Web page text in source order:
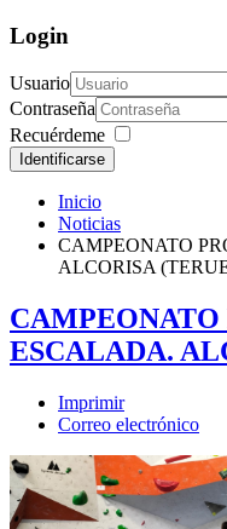
Login
Usuario
Contraseña
Recuérdeme
Identificarse
Inicio
Noticias
CAMPEONATO
ALCORISA
ESCALADA.
Imprimir
Correo electrónico